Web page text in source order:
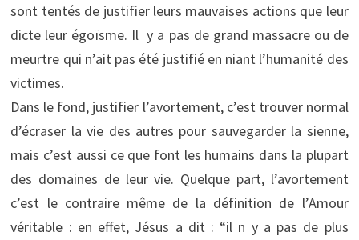
sont tentés de justifier leurs mauvaises actions que leur
dicte leur égoïsme. Il y a pas de grand massacre ou de
meurtre qui n’ait pas été justifié en niant l’humanité des
victimes.
Dans le fond, justifier l’avortement, c’est trouver normal
d’écraser la vie des autres pour sauvegarder la sienne,
mais c’est aussi ce que font les humains dans la plupart
des domaines de leur vie. Quelque part, l’avortement
c’est le contraire même de la définition de l’Amour
véritable : en effet, Jésus a dit : “il n y a pas de plus